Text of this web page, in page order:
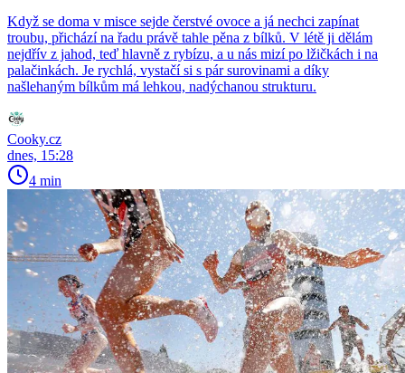
Když se doma v misce sejde čerstvé ovoce a já nechci zapínat
troubu, přichází na řadu právě tahle pěna z bílků. V létě ji dělám
nejdřív z jahod, teď hlavně z rybízu, a u nás mizí po lžičkách i na
palačinkách. Je rychlá, vystačí si s pár surovinami a díky
našlehaným bílkům má lehkou, nadýchanou strukturu.
Cooky.cz
dnes, 15:28
4 min